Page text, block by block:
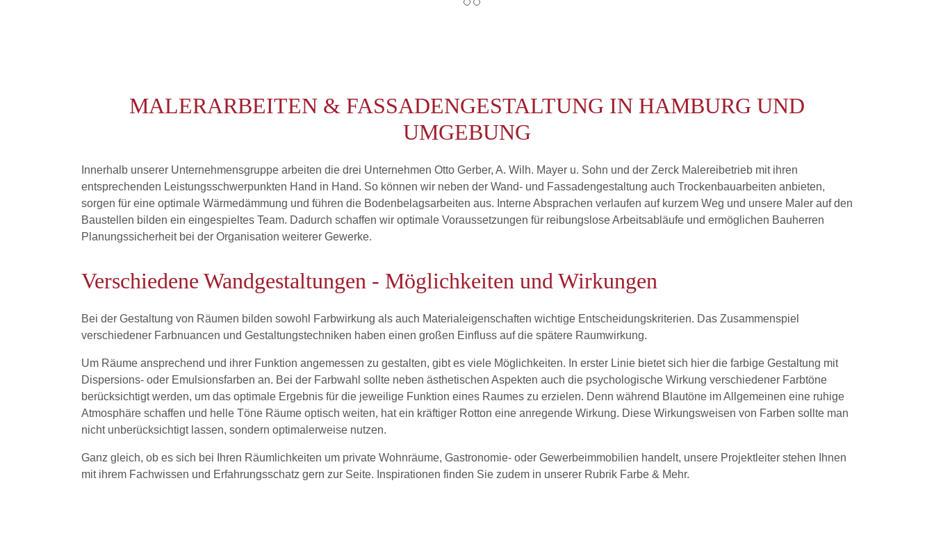
MALERARBEITEN & FASSADENGESTALTUNG IN HAMBURG UND
UMGEBUNG
Innerhalb unserer Unternehmensgruppe arbeiten die drei Unternehmen Otto Gerber, A. Wilh. Mayer u. Sohn und der Zerck Malereibetrieb mit ihren
entsprechenden Leistungsschwerpunkten Hand in Hand. So können wir neben der Wand- und Fassadengestaltung auch Trockenbauarbeiten anbieten,
sorgen für eine optimale Wärmedämmung und führen die Bodenbelagsarbeiten aus. Interne Absprachen verlaufen auf kurzem Weg und unsere Maler auf den
Baustellen bilden ein eingespieltes Team. Dadurch schaffen wir optimale Voraussetzungen für reibungslose Arbeitsabläufe und ermöglichen Bauherren
Planungssicherheit bei der Organisation weiterer Gewerke.
Verschiedene Wandgestaltungen - Möglichkeiten und Wirkungen
Bei der Gestaltung von Räumen bilden sowohl Farbwirkung als auch Materialeigenschaften wichtige Entscheidungskriterien. Das Zusammenspiel
verschiedener Farbnuancen und Gestaltungstechniken haben einen großen Einfluss auf die spätere Raumwirkung.
Um Räume ansprechend und ihrer Funktion angemessen zu gestalten, gibt es viele Möglichkeiten. In erster Linie bietet sich hier die farbige Gestaltung mit
Dispersions- oder Emulsionsfarben an. Bei der Farbwahl sollte neben ästhetischen Aspekten auch die psychologische Wirkung verschiedener Farbtöne
berücksichtigt werden, um das optimale Ergebnis für die jeweilige Funktion eines Raumes zu erzielen. Denn während Blautöne im Allgemeinen eine ruhige
Atmosphäre schaffen und helle Töne Räume optisch weiten, hat ein kräftiger Rotton eine anregende Wirkung. Diese Wirkungsweisen von Farben sollte man
nicht unberücksichtigt lassen, sondern optimalerweise nutzen.
Ganz gleich, ob es sich bei Ihren Räumlichkeiten um private Wohnräume, Gastronomie- oder Gewerbeimmobilien handelt, unsere Projektleiter stehen Ihnen
mit ihrem Fachwissen und Erfahrungsschatz gern zur Seite. Inspirationen finden Sie zudem in unserer Rubrik Farbe & Mehr.